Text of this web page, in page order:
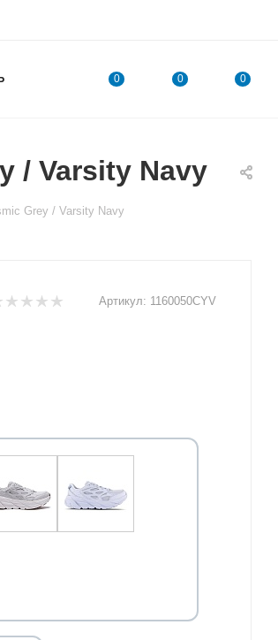
0 0 0
/ Varsity Navy
Grey / Varsity Navy
Артикул: 1160050CYV